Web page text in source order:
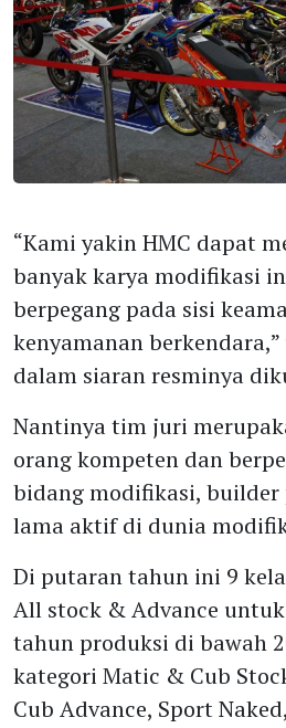
“Kami yakin HMC dapat
banyak karya modifikasi
berpegang pada sisi
kenyamanan
dalam siaran resminya
Nantinya tim juri
orang kompeten dan
bidang modifikasi, builder
lama aktif di dunia
Di putaran tahun ini 9
All stock & Advance
tahun produksi di bawah
kategori Matic & Cub
Cub Advance, Sport